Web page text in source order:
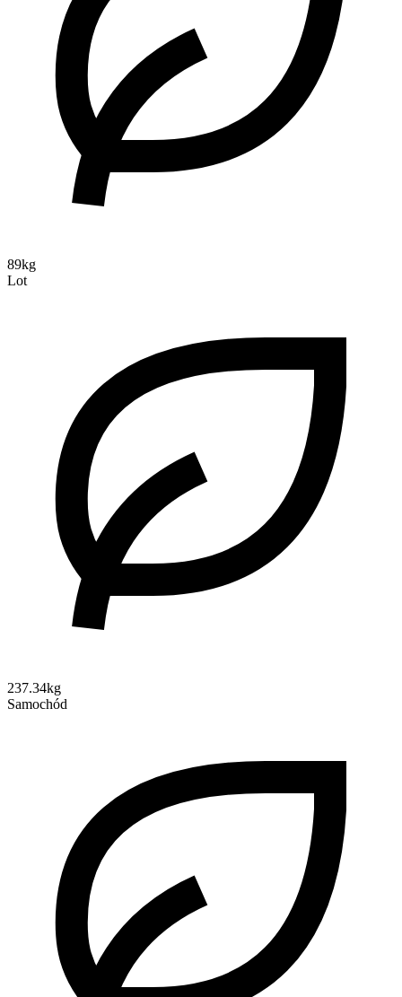
89kg
Lot
237.34kg
Samochód